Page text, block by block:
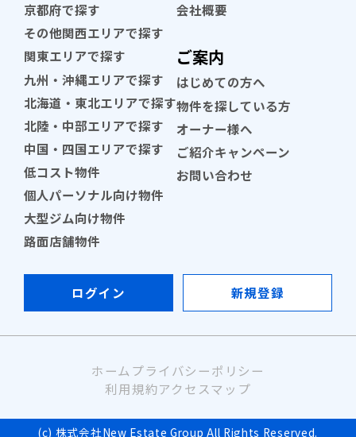
京都府で探す
その他関西エリアで探す
関東エリアで探す
九州・沖縄エリアで探す
北海道・東北エリアで探す
北陸・中部エリアで探す
中国・四国エリアで探す
低コスト物件
個人パーソナル向け物件
大型ジム向け物件
路面店舗物件
会社概要
ご案内
はじめての方へ
物件を探している方
オーナー様へ
ご紹介キャンペーン
お問い合わせ
ログイン 新規登録
ホーム プライバシーポリシー
利用規約アクセスマップ
(c) 株式会社New Estate Group All Rights Reserved.